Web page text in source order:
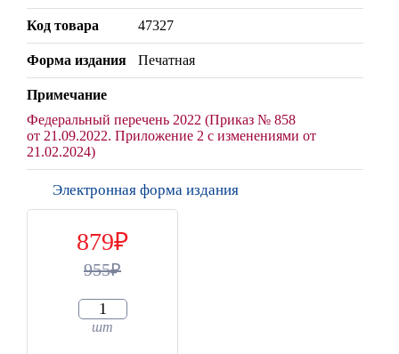
Код товара 47327
Форма издания Печатная
Примечание
Федеральный перечень 2022 (Приказ № 858
от 21.09.2022. Приложение 2 с изменениями от
21.02.2024)
Электронная форма издания
879
955
шт